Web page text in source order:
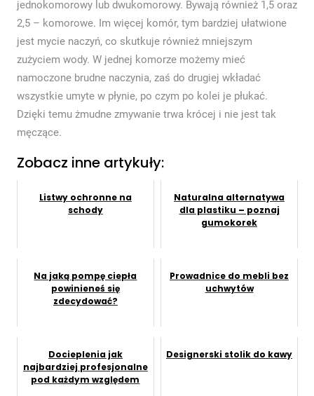
jednokomorowy lub dwukomorowy. Bywają również 1,5 oraz
2,5 – komorowe. Im więcej komór, tym bardziej ułatwione
jest mycie naczyń, co skutkuje również mniejszym
zużyciem wody. W jednej komorze możemy mieć
namoczone brudne naczynia, zaś do drugiej wkładać
wszystkie umyte w płynie, po czym po kolei je płukać.
Dzięki temu żmudne zmywanie trwa krócej i nie jest tak
męczące.
Zobacz inne artykuły:
Listwy ochronne na
schody
Naturalna alternatywa
dla plastiku – poznaj
gumokorek
Na jaką pompę ciepła
powinieneś się
zdecydować?
Prowadnice do mebli bez
uchwytów
Docieplenia jak
najbardziej profesjonalne
pod każdym względem
Designerski stolik do kawy